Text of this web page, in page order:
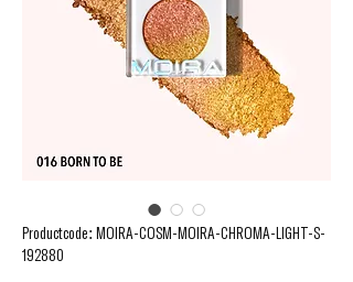
Productcode: MOIRA-COSM-MOIRA-CHROMA-LIGHT-S-
192880